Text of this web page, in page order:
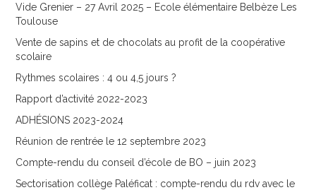
Vide Grenier – 27 Avril 2025 – Ecole élémentaire Belbèze Les
Toulouse
Vente de sapins et de chocolats au profit de la coopérative
scolaire
Rythmes scolaires : 4 ou 4,5 jours ?
Rapport d’activité 2022-2023
ADHÉSIONS 2023-2024
Réunion de rentrée le 12 septembre 2023
Compte-rendu du conseil d’école de BO – juin 2023
Sectorisation collège Paléficat : compte-rendu du rdv avec le